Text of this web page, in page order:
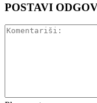
POSTAVI